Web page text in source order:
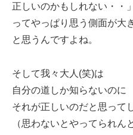
正しいのかもしれない・・」
ってやっぱり思う側面が大
と思うんですよね。
そして我々大人(笑)は
自分の道しか知らないのに
それが正しいのだと思って
（思わないとやってられん